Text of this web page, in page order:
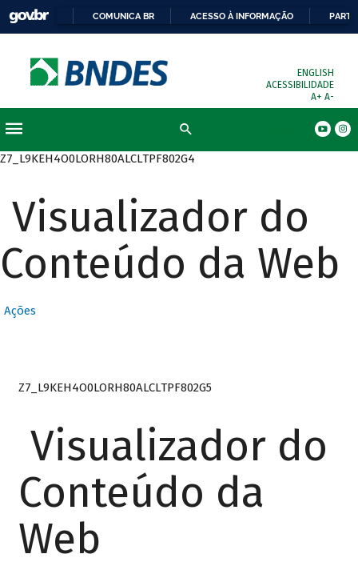
COMUNICA BR ACESSO À INFORMAÇÃO
ENGLISH
ACESSIBILIDADE
A+ A-
Z7_L9KEH4O0LORH80ALCLTPF802G4
Visualizador do
Conteúdo da Web
Ações
Z7_L9KEH4O0LORH80ALCLTPF802G5
Visualizador do
Conteúdo da
Web